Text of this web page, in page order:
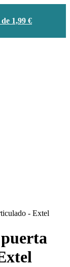
1,99 €
- Extel